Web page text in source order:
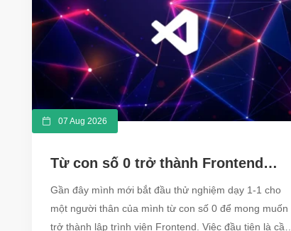
07 Aug 2026
Từ con số 0 trở thành Frontend
Developer cần biết những gì ?
Gần đây mình mới bắt đầu thử nghiệm dạy 1-1 cho
một người thân của mình từ con số 0 để mong muốn
trở thành lập trình viên Frontend. Việc đầu tiên là cần